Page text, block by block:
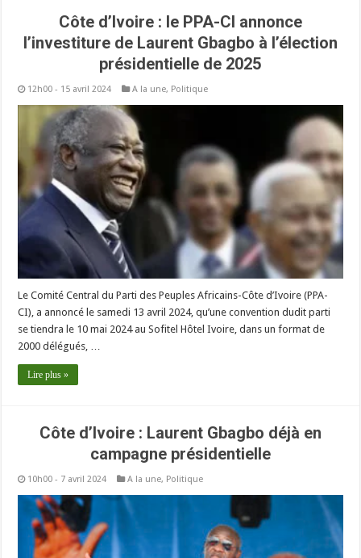
Côte d’Ivoire : le PPA-CI annonce
l’investiture de Laurent Gbagbo à l’élection
présidentielle de 2025
12h00 - 15 avril 2024 A la une, Politique
Le Comité Central du Parti des Peuples Africains-Côte d’Ivoire (PPA-
CI), a annoncé le samedi 13 avril 2024, qu’une convention dudit parti
se tiendra le 10 mai 2024 au Sofitel Hôtel Ivoire, dans un format de
2000 délégués, …
Lire plus »
Côte d’Ivoire : Laurent Gbagbo déjà en
campagne présidentielle
10h00 - 7 avril 2024 A la une, Politique